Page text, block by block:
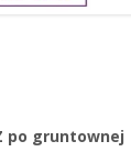
po gruntownej